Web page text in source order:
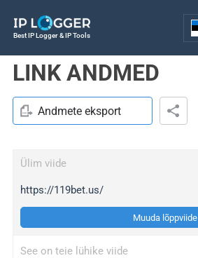
Best IP Logger & IP Tools
LINK ANDMED
Andmete eksport
Ülim viide
https://119bet.us/
Muuda lõppviide
See on teie lühike viide